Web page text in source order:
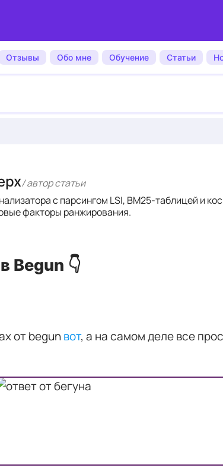
Отзывы Обо мне Обучение Статьи
/ автор cтатьи
с парсингом LSI, BM25-таблицей и
факторы ранжирования.
Begun 👇
от begunвот, а на самом деле все